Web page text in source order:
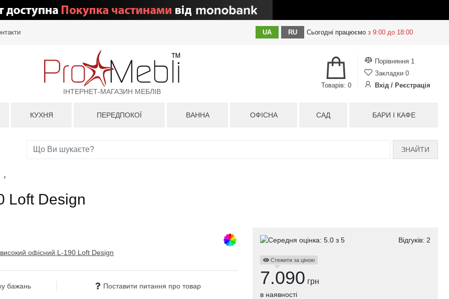
UA RU Сьогодні працюємо з 9:00 до 18:00
ІНТЕРНЕТ-МАГАЗИН МЕБЛІВ
Порівняння 1
Закладки 0
Вхід / Реєстрація
Товарів: 0
КУХНЯ ПЕРЕДПОКОЇ ВАННА ОФІСНА САД БАРИ І КАФЕ
ЗНАЙТИ
›
Loft Design
бажань Поставити питання про товар
Відгуків: 2
Стежити за ціною
7.090 грн
в наявності